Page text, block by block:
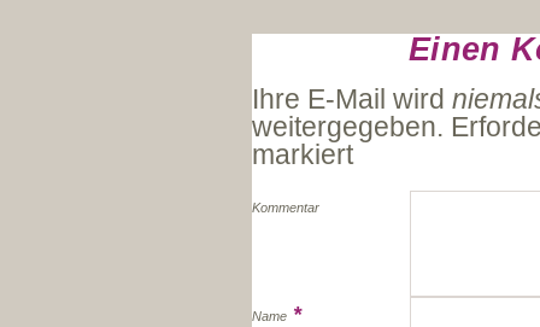
Einen
Ihre E-Mail wird
weitergegeben.
markiert
Kommentar
Name *